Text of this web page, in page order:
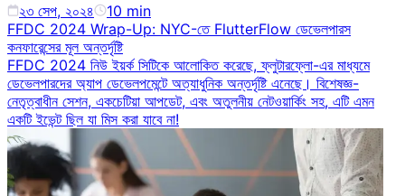
২৩ সেপ, ২০২৪ 10 min
FFDC 2024 Wrap-Up: NYC-তে FlutterFlow ডেভেলপারস
কনফারেন্সের মূল অন্তর্দৃষ্টি
FFDC 2024 নিউ ইয়র্ক সিটিকে আলোকিত করেছে, ফ্লুটারফ্লো-এর মাধ্যমে
ডেভেলপারদের অ্যাপ ডেভেলপমেন্টে অত্যাধুনিক অন্তর্দৃষ্টি এনেছে। বিশেষজ্ঞ-
নেতৃত্বাধীন সেশন, একচেটিয়া আপডেট, এবং অতুলনীয় নেটওয়ার্কিং সহ, এটি এমন
একটি ইভেন্ট ছিল যা মিস করা যাবে না!